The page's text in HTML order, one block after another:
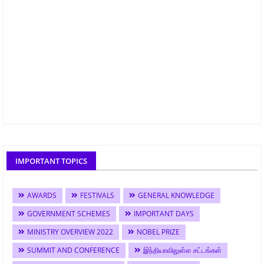
IMPORTANT TOPICS
AWARDS FESTIVALS
GENERAL KNOWLEDGE
GOVERNMENT SCHEMES
IMPORTANT DAYS
MINISTRY OVERVIEW 2022
NOBEL PRIZE
SUMMIT AND CONFERENCE
இந்தியாவிலுள்ள சட்டங்கள்